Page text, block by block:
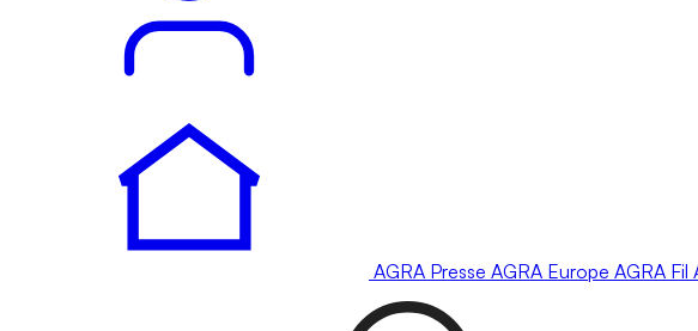
AGRA Presse AGRA Europe AGRA Fil